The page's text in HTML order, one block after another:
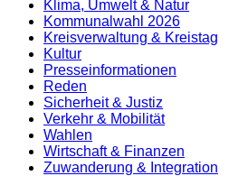
Klima, Umwelt & Natur
Kommunalwahl 2026
Kreisverwaltung & Kreistag
Kultur
Presse­informationen
Reden
Sicherheit & Justiz
Verkehr & Mobilität
Wahlen
Wirtschaft & Finanzen
Zuwanderung & Integration